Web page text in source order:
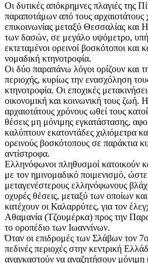
Οι δυτικές απόκρημνες πλαγιές της
παραποτάμων από τους αρχαιοτάτους
επικοινωνίας μεταξύ Θεσσαλίας
των δασών, σε μεγάλο υψόμετρο,
εκτεταμένοι ορεινοί βοσκότοποι και
νομαδική κτηνοτροφία.
Οι δύο παραπάνω λόγοι ορίζουν και
περιοχής, κυρίως την ενασχόληση
κτηνοτροφία. Οι εποχικές
οικονομική και κοινωνική τους ζωή.
αρχαιοτάτους χρόνους ωθεί τους
θέσεις μη μόνιμης εγκατάστασης,
καλύπτουν εκατοντάδες χιλιόμετρα
ορεινούς βοσκότοπους σε παράκτια
αντίστροφα.
Ελληνόφωνοι πληθυσμοί κατοικούν
με τον ημινομαδικό ποιμενισμό,
μεταγενέστερους ελληνόφωνους
οχυρές θέσεις, μεταξύ των οποίων
κατέχουν οι Καλαρρύτες, για τον
Αθαμανία (Τζουμέρκα) προς την
το οροπέδιο των Ιωαννίνων.
Όταν οι επιδρομές των Σλάβων τον
πεδινές περιοχές στην κεντρική
αναγκαστούν να αναζητήσουν μόνιμη